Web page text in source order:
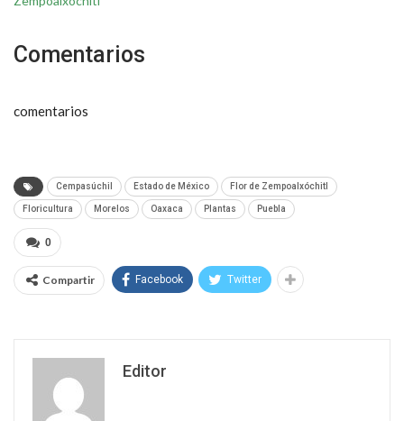
Comentarios
comentarios
Cempasúchil Estado de México Flor de Zempoalxóchitl
Floricultura Morelos Oaxaca Plantas Puebla
0
Compartir Facebook Twitter
Editor